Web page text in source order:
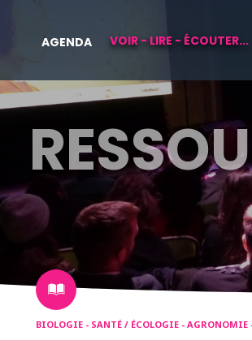
AGENDA VOIR - LIRE - ÉCOUTER...
BIOLOGIE - SANTÉ / ÉCOLOGIE - AGRONOMIE